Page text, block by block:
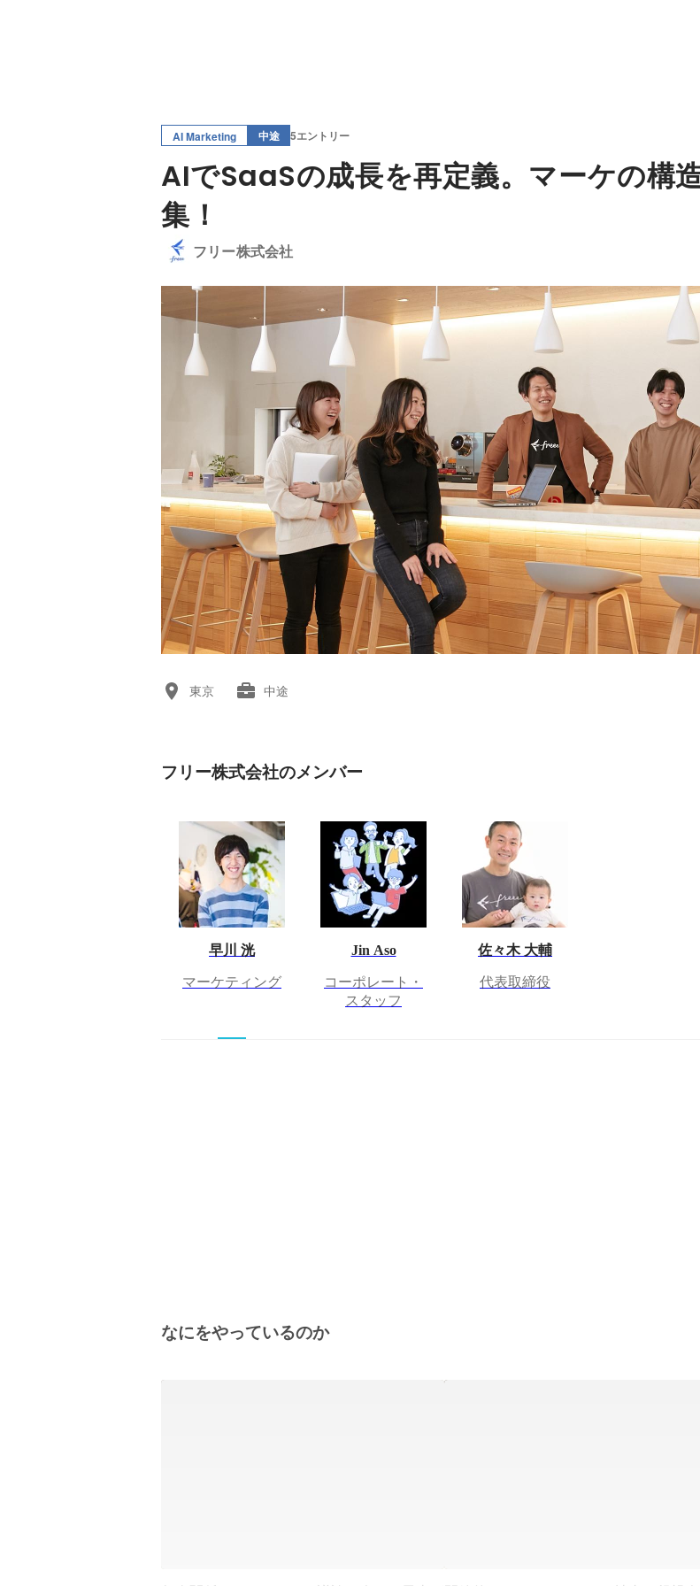
AI Marketing 中途 5エントリー
AIでSaaSの成長を再定義。マーケの構
集！
フリー株式会社
東京 中途
フリー株式会社のメンバー
早川 洸
マーケティング
Jin Aso
コーポレート・
スタッフ
佐々木 大輔
代表取締役
なにをやっているのか